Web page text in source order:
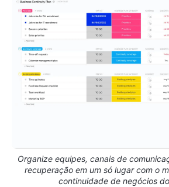
Organize equipes, canais de
recuperação em um só lugar com o
continuidade de negócios